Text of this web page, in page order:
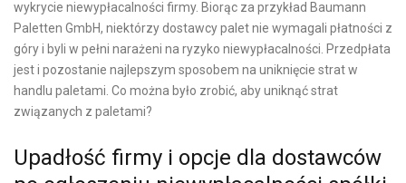
wykrycie niewypłacalności firmy. Biorąc za przykład Baumann
Paletten GmbH, niektórzy dostawcy palet nie wymagali płatności z
góry i byli w pełni narażeni na ryzyko niewypłacalności. Przedpłata
jest i pozostanie najlepszym sposobem na uniknięcie strat w
handlu paletami. Co można było zrobić, aby uniknąć strat
związanych z paletami?
Upadłość firmy i opcje dla dostawców